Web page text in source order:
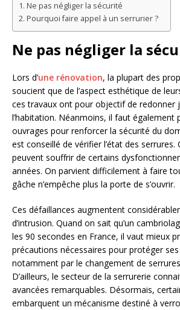
Ne pas négliger la sécurité
Pourquoi faire appel à un serrurier ?
Ne pas négliger la
Lors d’une rénovation, la plupart des
soucient que de l’aspect esthétique de
ces travaux ont pour objectif de redonner
l’habitation. Néanmoins, il faut également
ouvrages pour renforcer la sécurité du
est conseillé de vérifier l’état des serrures.
peuvent souffrir de certains
années. On parvient difficilement à faire
gâche n’empêche plus la porte de s’ouvrir.
Ces défaillances augmentent
d’intrusion. Quand on sait qu’un
les 90 secondes en France, il vaut mieux
précautions nécessaires pour protéger ses
notamment par le changement de
D’ailleurs, le secteur de la serrurerie
avancées remarquables. Désormais,
embarquent un mécanisme destiné à